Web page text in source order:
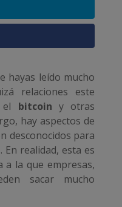
hayas leído mucho
relaciones este
el bitcoin y otras
hay aspectos de
desconocidos para
En realidad, esta es
a la que empresas,
sacar mucho